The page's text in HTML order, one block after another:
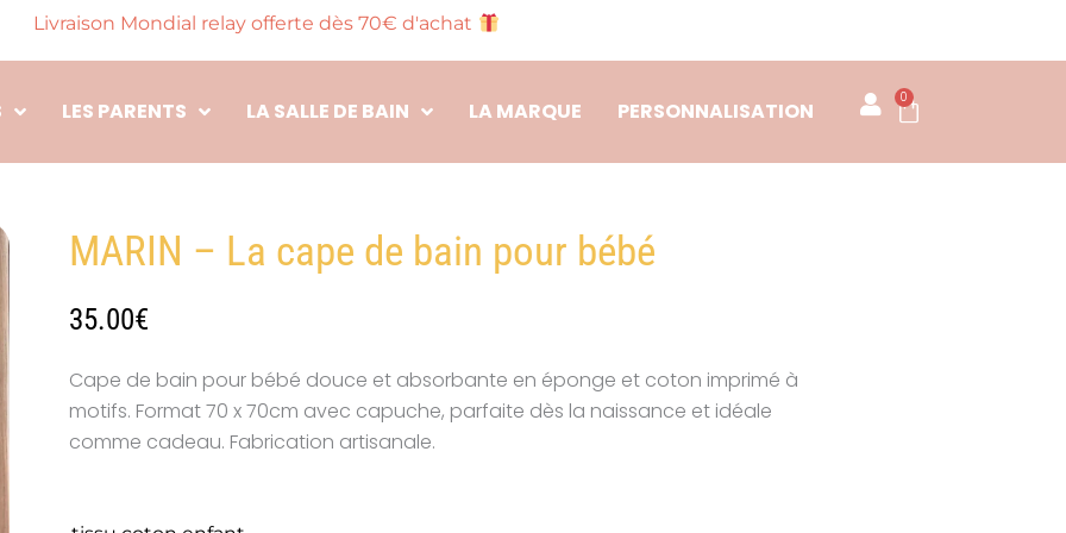
Livraison Mondial relay offerte dès 70€ d'achat
LES PARENTS LA SALLE DE BAIN LA MARQUE PERSONNALISATION
0
Panier
MARIN – La cape de bain pour bébé
35.00€
Cape de bain pour bébé douce et absorbante en éponge et coton imprimé à
motifs. Format 70 x 70cm avec capuche, parfaite dès la naissance et idéale
comme cadeau. Fabrication artisanale.